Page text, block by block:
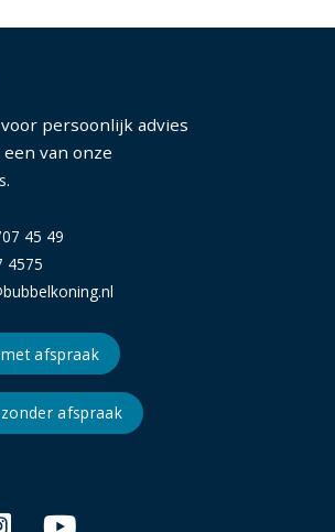
persoonlijk advies
van onze
.
45 49
4575
afspraak
afspraak